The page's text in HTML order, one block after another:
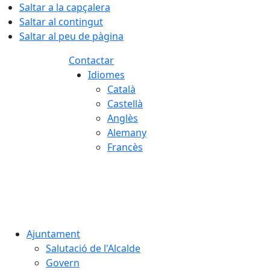
Saltar a la capçalera
Saltar al contingut
Saltar al peu de pàgina
Contactar
Idiomes
Català
Castellà
Anglès
Alemany
Francès
Ajuntament
Salutació de l'Alcalde
Govern